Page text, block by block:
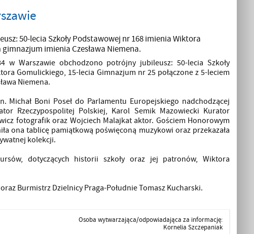
50-lecia Szkoły Podstawowej nr 168 imienia Wiktora
imienia Czesława Niemena.
w Warszawie obchodzono potrójny jubileusz: 50-lecia Szkoły
Gomulickiego, 15-lecia Gimnazjum nr 25 połączone z 5-leciem
Niemena.
Michał Boni Poseł do Parlamentu Europejskiego nadchodzącej
Rzeczypospolitej Polskiej, Karol Semik Mazowiecki Kurator
fotografik oraz Wojciech Malajkat aktor. Gościem Honorowym
ona tablicę pamiątkową poświęconą muzykowi oraz przekazała
kolekcji.
dotyczących historii szkoły oraz jej patronów, Wiktora
Burmistrz Dzielnicy Praga-Południe Tomasz Kucharski.
Osoba wytwarzająca/odpowiadająca za informację:
Kornelia Szczepaniak